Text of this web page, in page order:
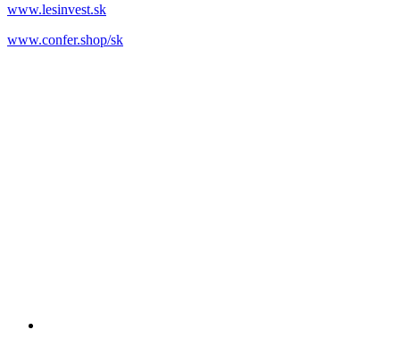
www.lesinvest.sk
www.confer.shop/sk